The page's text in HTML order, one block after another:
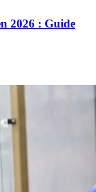
2026 : Guide